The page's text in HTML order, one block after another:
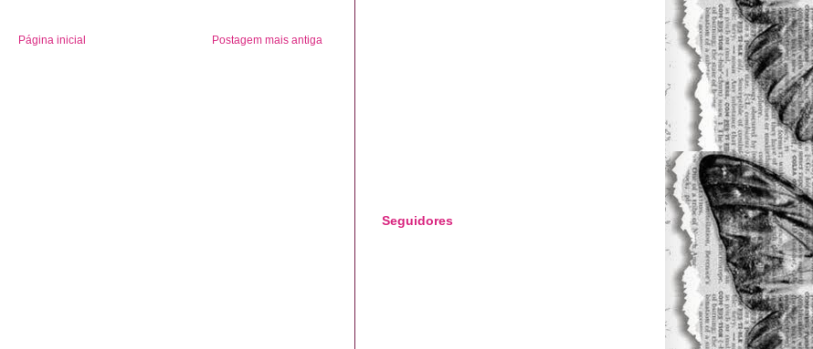
Postagem mais antiga
Página inicial
Seguidores